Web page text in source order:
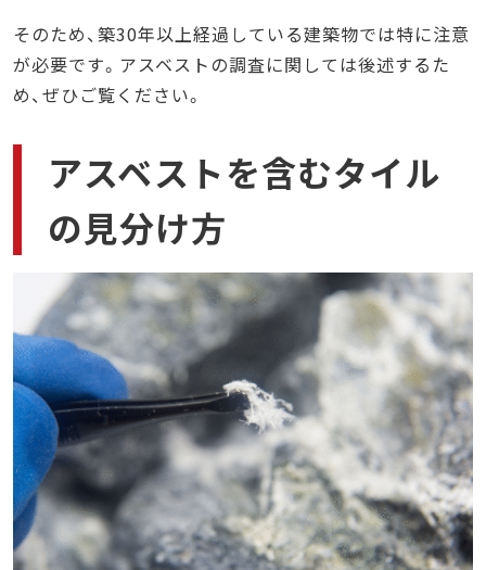
そのため、築30年以上経過している建築物では特に注意
が必要です。アスベストの調査に関しては後述するた
め、ぜひご覧ください。
アスベストを含むタイル
の見分け方